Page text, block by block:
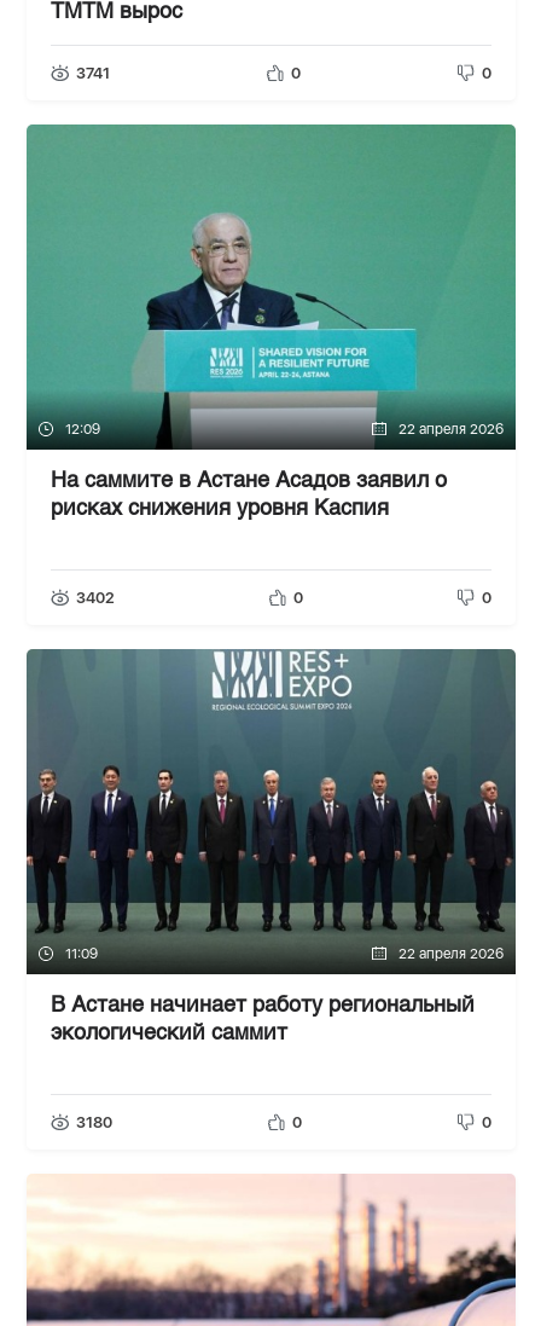
ТМТМ вырос
3741 0 0
12:09 22 апреля 2026
На саммите в Астане Асадов заявил о
рисках снижения уровня Каспия
3402 0 0
11:09 22 апреля 2026
В Астане начинает работу региональный
экологический саммит
3180 0 0